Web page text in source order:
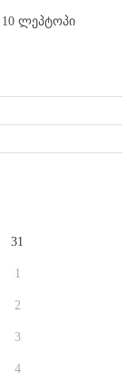
10 ლეპტოპი
31
1
2
3
4